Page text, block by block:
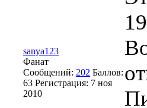
sanya123
Фанат
Сообщений: 202 Баллов:
63 Регистрация: 7 ноя
2010